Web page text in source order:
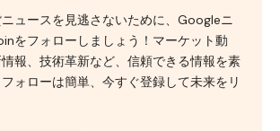
ュースを見逃さないために、Googleニ
をフォローしましょう！マーケット動
報、技術革新など、信頼できる情報を素
ォローは簡単、今すぐ登録して未来をリ